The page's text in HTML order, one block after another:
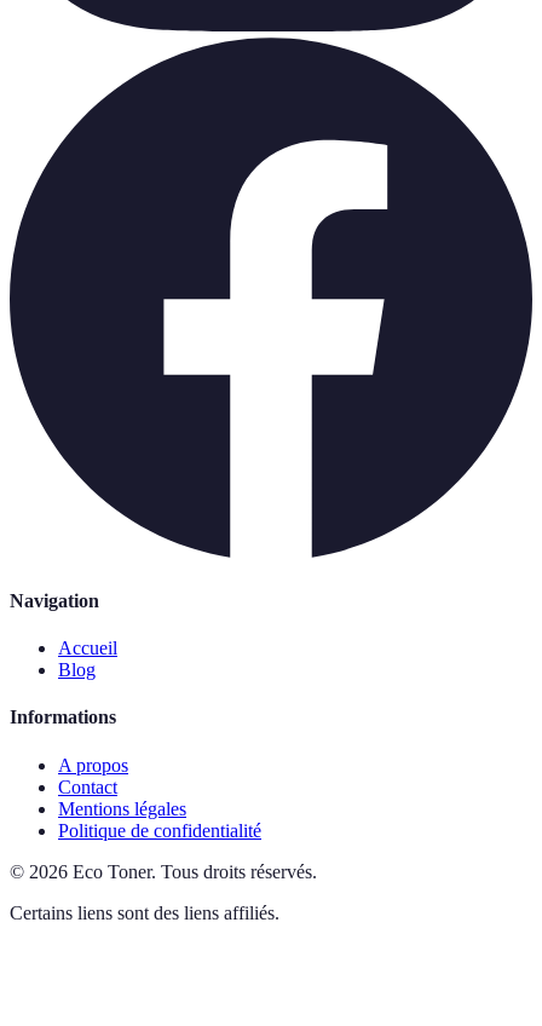
Navigation
Accueil
Blog
Informations
A propos
Contact
Mentions légales
Politique de confidentialité
© 2026 Eco Toner. Tous droits réservés.
Certains liens sont des liens affiliés.